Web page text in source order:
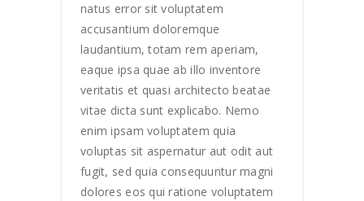
natus error sit voluptatem
accusantium doloremque
laudantium, totam rem aperiam,
eaque ipsa quae ab illo inventore
veritatis et quasi architecto beatae
vitae dicta sunt explicabo. Nemo
enim ipsam voluptatem quia
voluptas sit aspernatur aut odit aut
fugit, sed quia consequuntur magni
dolores eos qui ratione voluptatem